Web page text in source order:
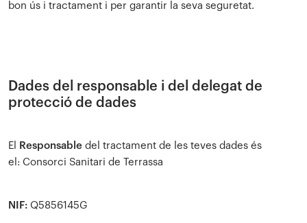
bon ús i tractament i per garantir la seva seguretat.
Dades del responsable i del delegat de
protecció de dades
El Responsable del tractament de les teves dades és
el: Consorci Sanitari de Terrassa
NIF: Q5856145G